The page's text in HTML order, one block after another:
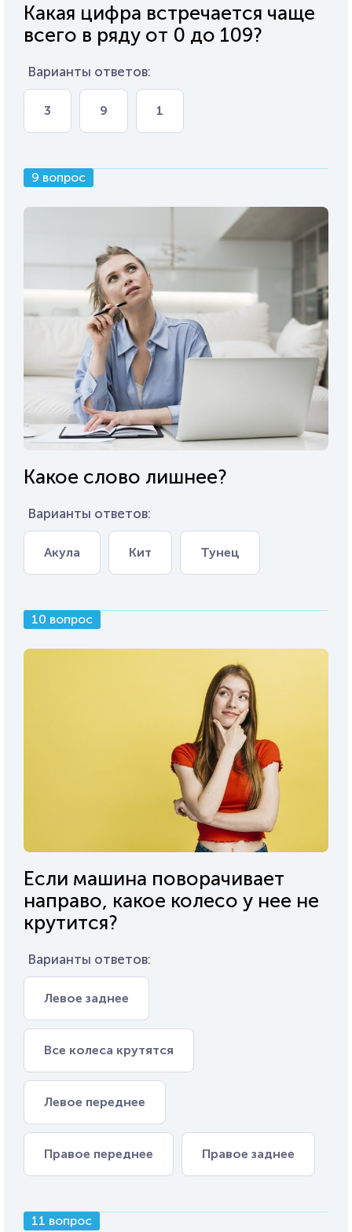
Какая цифра встречается чаще
всего в ряду от 0 до 109?
Варианты ответов:
3 9 1
9 вопрос
Какое слово лишнее?
Варианты ответов:
Акула Кит Тунец
10 вопрос
Если машина поворачивает
направо, какое колесо у нее не
крутится?
Варианты ответов:
Левое заднее
Все колеса крутятся
Левое переднее
Правое переднее Правое заднее
11 вопрос